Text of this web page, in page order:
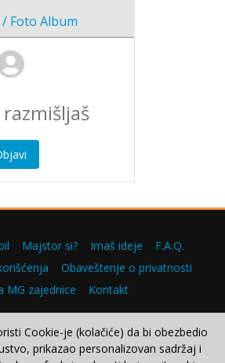
Foto Album
Majstor si? Imaš ideje
F.A.Q.
Obaveštenje o privatnosti
MG zajednice
Kontakt
© 2000–2026.
Cookie-je (kolačiće) da bi obezbedio
prikazao personalizovan sadržaj i